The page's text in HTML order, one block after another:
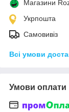
Магазини
Укрпошта
Самовивіз
Всі умови
Умови оплати